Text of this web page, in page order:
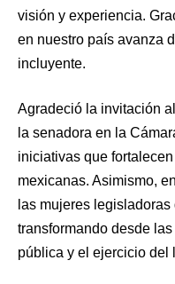
visión y experiencia.
en nuestro país avanza
incluyente.
Agradeció la invitación
la senadora en la
iniciativas que
mexicanas. Asimismo,
las mujeres
transformando desde
pública y el ejercicio del